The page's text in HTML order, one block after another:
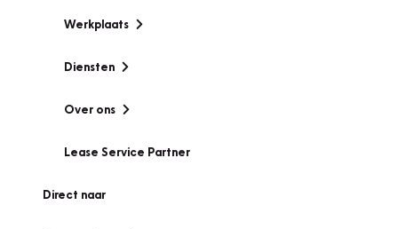
Werkplaats
Diensten
Over ons
Lease Service Partner
Direct naar